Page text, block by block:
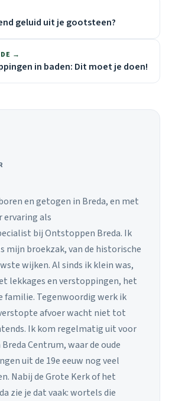
geluid uit je gootsteen?
→
in baden: Dit moet je doen!
en getogen in Breda, en met
ervaring als
bij Ontstoppen Breda. Ik
mijn broekzak, van de historische
wijken. Al sinds ik klein was,
lekkages en verstoppingen, het
familie. Tegenwoordig werk ik
afvoer wacht niet tot
Ik kom regelmatig uit voor
Centrum, waar de oude
uit de 19e eeuw nog veel
Nabij de Grote Kerk of het
zie je dat vaak: wortels die